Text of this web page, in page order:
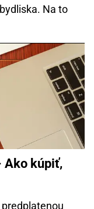
Na to
Ako kúpiť,